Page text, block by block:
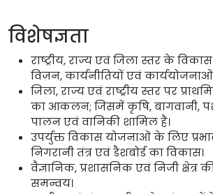
विशेषज्ञता
राष्ट्रीय, राज्य एवं जिला स्तर के
विज़न, कार्यनीतियों एवं कार्ययोजनाओं
जिला, राज्य एवं राष्ट्रीय स्तर पर
का आकलन; जिसमें कृषि, बागवानी,
पालन एवं वानिकी शामिल हैं।
उपर्युक्त विकास योजनाओं के लिए
निगरानी तंत्र एवं डैशबोर्ड का विकास।
वैज्ञानिक, प्रशासनिक एवं निजी
समन्वय।